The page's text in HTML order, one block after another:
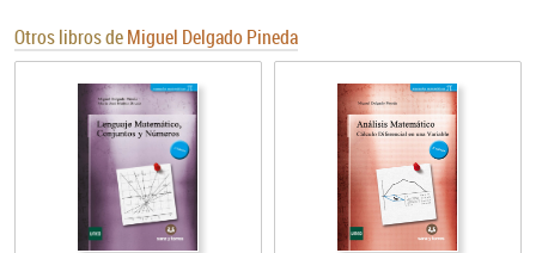
Otros libros deMiguel Delgado Pineda